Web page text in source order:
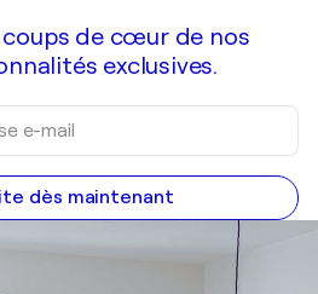
de cœur de nos
exclusives.
dès maintenant